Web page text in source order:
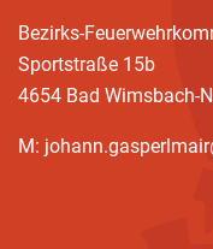
Bezirks-
Sportstraße 15b
4654 Bad Wimsbach-
M: